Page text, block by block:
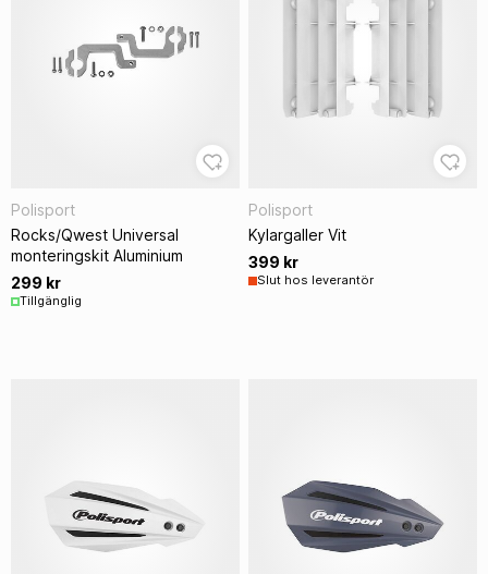
Polisport
Rocks/Qwest Universal
monteringskit Aluminium
299 kr
Tillgänglig
Polisport
Kylargaller Vit
399 kr
Slut hos leverantör